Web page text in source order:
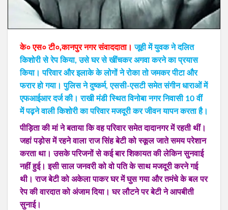
के० एस० टी०,कानपुर नगर संवाददाता। जूही में युवक ने दलित
किशोरी से रेप किया, उसे घर से खींचकर अगवा करने का प्रयास
किया। परिवार और इलाके के लोगों ने रोका तो जमकर पीटा और
फरार हो गया। पुलिस ने दुष्कर्म, एससी-एसटी समेत संगीन धाराओं में
एफआईआर दर्ज की। राखी मंडी स्थित विनोबा नगर निवासी 10 वीं
में पढ़ने वाली किशोरी का परिवार मजदूरी कर जीवन यापन करता है।
पीड़िता की मां ने बताया कि वह परिवार समेत दादानगर में रहती थीं।
जहां पड़ोस में रहने वाला राज सिंह बेटी को स्कूल जाते समय परेशान
करता था। उसके परिजनों से कई बार शिकायत की लेकिन सुनवाई
नहीं हुई। इसी साल जनवरी को वो पति के साथ मजदूरी करने गई
थी। राज बेटी को अकेला पाकर घर में घुस गया और तमंचे के बल पर
रेप की वारदात को अंजाम दिया। घर लौटने पर बेटी ने आपबीती
सुनाई।